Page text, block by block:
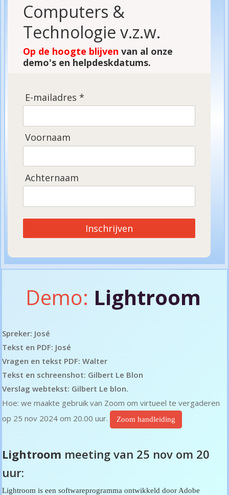
Computers &
Technologie v.z.w.
Op de hoogte blijven van al onze
demo's en helpdeskdatums.
E-mailadres *
Voornaam
Achternaam
Inschrijven
Demo: Lightroom
Spreker: José
Tekst en PDF: José
Vragen en tekst PDF: Walter
Tekst en schreenshot: Gilbert Le Blon
Verslag webtekst: Gilbert Le blon.
Hoe: we maakte gebruik van Zoom om virtueel te vergaderen
op 25 nov 2024 om 20.00 uur.
Zoom handleiding
Lightroom meeting van 25 nov om 20
uur:
Lightroom is een softwareprogramma ontwikkeld door Adobe